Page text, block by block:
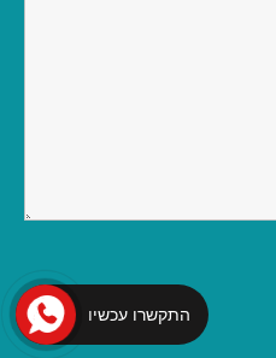
התקשרו עכשיו